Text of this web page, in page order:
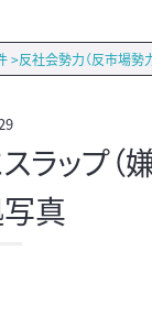
>反社会勢力（反市場勢
ラップ（
真